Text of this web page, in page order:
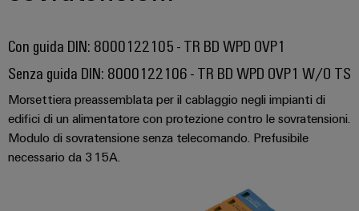
Con guida DIN: 8000122105 - TR BD WPD OVP1
Senza guida DIN: 8000122106 - TR BD WPD OVP1 W/O TS
Morsettiera preassemblata per il cablaggio negli impianti di
edifici di un alimentatore con protezione contro le sovratensioni.
Modulo di sovratensione senza telecomando. Prefusibile
necessario da 315A.